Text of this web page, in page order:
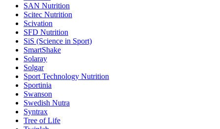
SAN Nutrition
Scitec Nutrition
Scivation
SFD Nutrition
SiS (Science in Sport)
SmartShake
Solaray
Solgar
Sport Technology Nutrition
Sportinia
Swanson
Swedish Nutra
Syntrax
Tree of Life